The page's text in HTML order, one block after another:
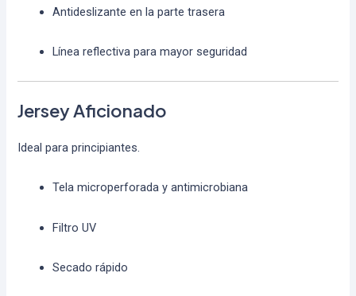
Antideslizante en la parte trasera
Línea reflectiva para mayor seguridad
Jersey Aficionado
Ideal para principiantes.
Tela microperforada y antimicrobiana
Filtro UV
Secado rápido